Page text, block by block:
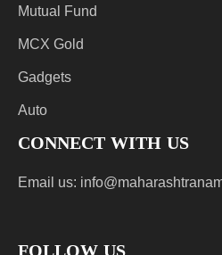
Mutual Fund
MCX Gold
Gadgets
Auto
CONNECT WITH US
Email us: